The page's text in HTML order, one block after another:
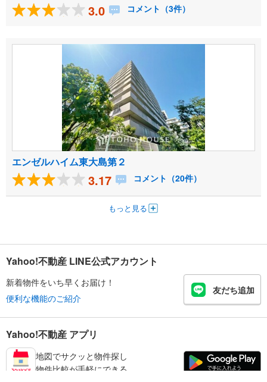
3.0 コメント（3件）
エンゼルハイム東大島第２
3.17 コメント（20件）
もっと見る
Yahoo!不動産 LINE公式アカウント
新着物件をいち早くお届け！
便利な機能のご紹介
友だち追加
Yahoo!不動産 アプリ
地図でサクッと物件探し
物件比較が手軽にできる